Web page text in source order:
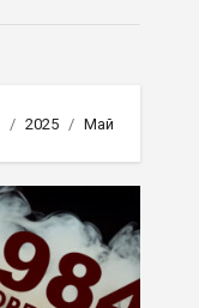
2025 Май